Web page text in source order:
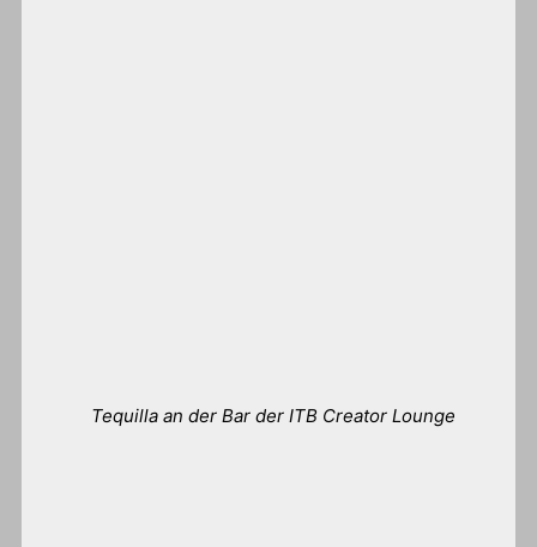
Tequilla an der Bar der ITB Creator Lounge